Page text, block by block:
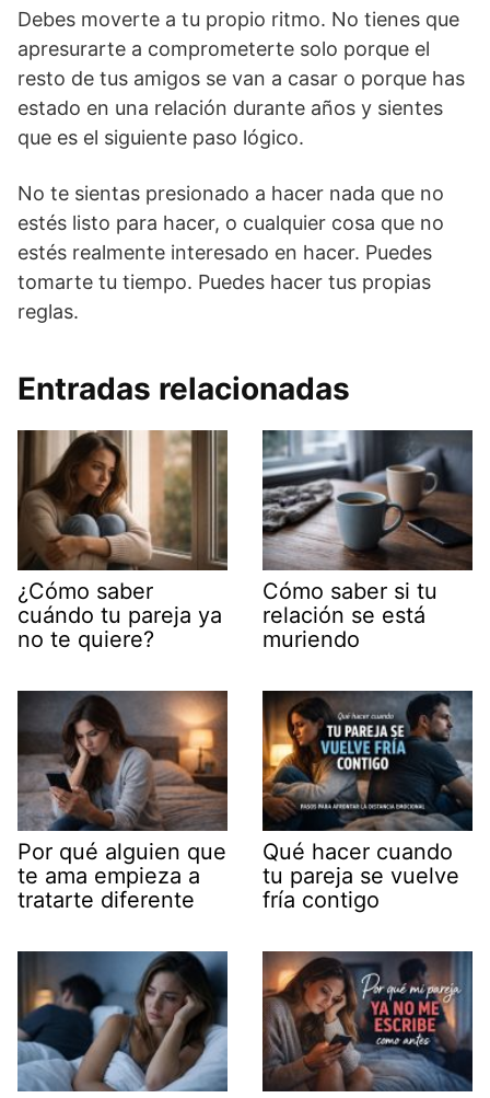
Debes moverte a tu propio ritmo. No tienes que
apresurarte a comprometerte solo porque el
resto de tus amigos se van a casar o porque has
estado en una relación durante años y sientes
que es el siguiente paso lógico.
No te sientas presionado a hacer nada que no
estés listo para hacer, o cualquier cosa que no
estés realmente interesado en hacer. Puedes
tomarte tu tiempo. Puedes hacer tus propias
reglas.
Entradas relacionadas
¿Cómo saber
cuándo tu pareja ya
no te quiere?
Cómo saber si tu
relación se está
muriendo
Por qué alguien que
te ama empieza a
tratarte diferente
Qué hacer cuando
tu pareja se vuelve
fría contigo